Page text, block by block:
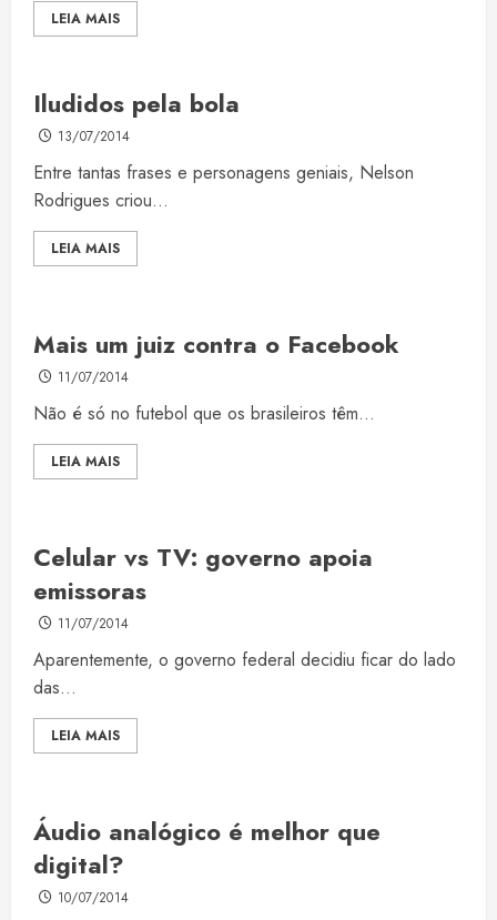
LEIA MAIS
Iludidos pela bola
13/07/2014
Entre tantas frases e personagens geniais, Nelson
Rodrigues criou...
LEIA MAIS
Mais um juiz contra o Facebook
11/07/2014
Não é só no futebol que os brasileiros têm...
LEIA MAIS
Celular vs TV: governo apoia
emissoras
11/07/2014
Aparentemente, o governo federal decidiu ficar do lado
das...
LEIA MAIS
Áudio analógico é melhor que
digital?
10/07/2014